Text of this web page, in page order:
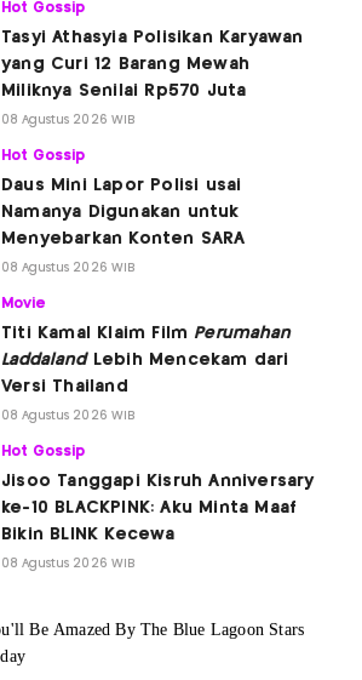
Hot Gossip
Tasyi Athasyia Polisikan Karyawan
yang Curi 12 Barang Mewah
Miliknya Senilai Rp570 Juta
08 Agustus 2026 WIB
Hot Gossip
Daus Mini Lapor Polisi usai
Namanya Digunakan untuk
Menyebarkan Konten SARA
08 Agustus 2026 WIB
Movie
Titi Kamal Klaim Film Perumahan
LaddalandLebih Mencekam dari
Versi Thailand
08 Agustus 2026 WIB
Hot Gossip
Jisoo Tanggapi Kisruh Anniversary
ke-10 BLACKPINK: Aku Minta Maaf
Bikin BLINK Kecewa
08 Agustus 2026 WIB